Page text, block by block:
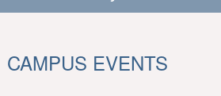
CAMPUS EVENTS